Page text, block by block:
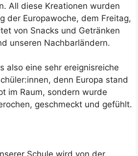
All diese Kreationen wurden
der Europawoche, dem Freitag,
von Snacks und Getränken
unseren Nachbarländern.
also eine sehr ereignisreiche
denn Europa stand
im Raum, sondern wurde
geschmeckt und gefühlt.